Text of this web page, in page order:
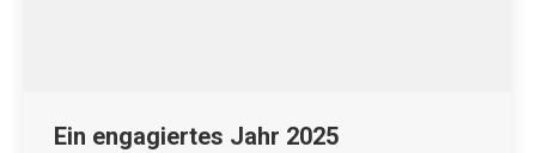
Ein engagiertes Jahr 2025